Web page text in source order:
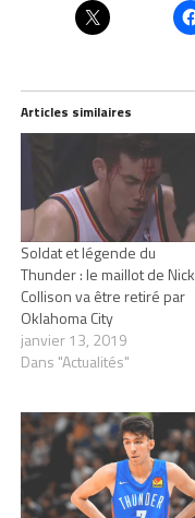
Articles similaires
Soldat et légende du
Thunder : le maillot de Nick
Collison va être retiré par
Oklahoma City
janvier 13, 2019
Dans "Actualités"